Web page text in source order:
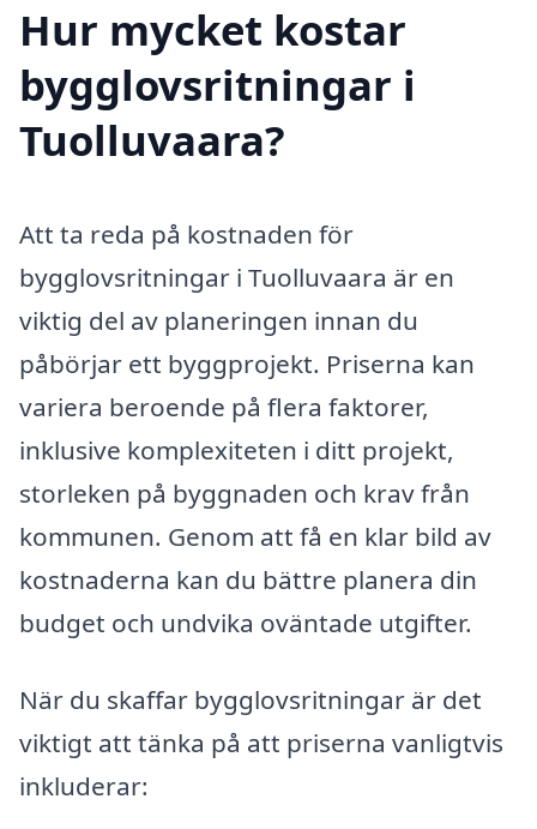
Hur mycket kostar
bygglovsritningar i
Tuolluvaara?
Att ta reda på kostnaden för
bygglovsritningar i Tuolluvaara är en
viktig del av planeringen innan du
påbörjar ett byggprojekt. Priserna kan
variera beroende på flera faktorer,
inklusive komplexiteten i ditt projekt,
storleken på byggnaden och krav från
kommunen. Genom att få en klar bild av
kostnaderna kan du bättre planera din
budget och undvika oväntade utgifter.
När du skaffar bygglovsritningar är det
viktigt att tänka på att priserna vanligtvis
inkluderar: